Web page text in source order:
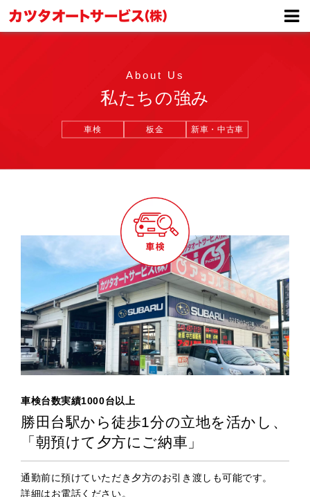
About Us
私たちの強み
車検 板金 新車・中古車
車検台数実績1000台以上
勝田台駅から徒歩1分の立地を活かし、
「朝預けて夕方にご納車」
通勤前に預けていただき夕方のお引き渡しも可能です。
詳細はお電話ください。